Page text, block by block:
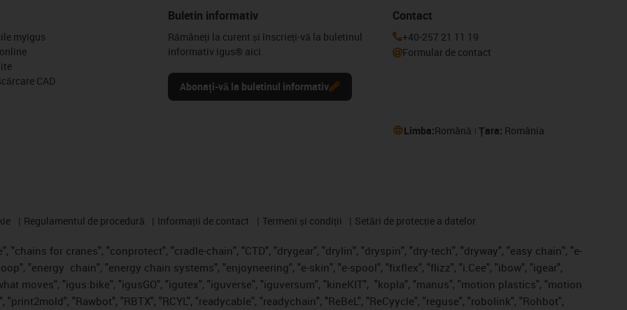
myigus
CAD
Buletin informativ
Rămâneți la curent și înscrieți-vă la buletinul
informativ igus® aici.
Abonați-vă la buletinul informativ
Contact
+40-257 21 11 19
Formular de contact
Limba:Română Țara: România
Regulamentul de procedură Informații de contact Termeni și condiții Setări de protecție a datelor
"chains for cranes", "conprotect", "cradle-chain", "CTD", "drygear", "drylin", "dryspin", "dry-tech", "dryway", "easy chain", "e-
"energy chain", "energy chain systems", "enjoyneering", "e-skin", "e-spool", "fixflex", "flizz", "i.Cee", "ibow", "igear",
moves", "igus:bike", "igusGO", "igutex", "iguverse", "iguversum", "kineKIT", "kopla", "manus", "motion plastics", "motion
"Rawbot", "RBTX", "RCYL", "readycable", "readychain", "ReBeL", "ReCyycle", "reguse", "robolink", "Rohbot",